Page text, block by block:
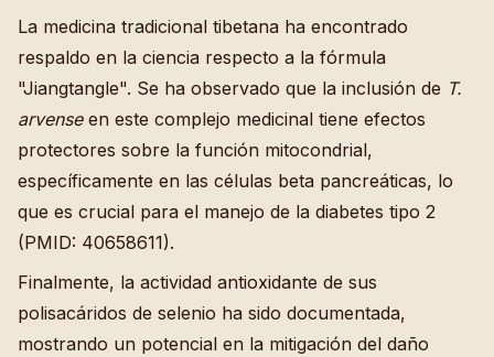
La medicina tradicional tibetana ha encontrado
respaldo en la ciencia respecto a la fórmula
"Jiangtangle". Se ha observado que la inclusión de T.
arvenseen este complejo medicinal tiene efectos
protectores sobre la función mitocondrial,
específicamente en las células beta pancreáticas, lo
que es crucial para el manejo de la diabetes tipo 2
(PMID: 40658611).
Finalmente, la actividad antioxidante de sus
polisacáridos de selenio ha sido documentada,
mostrando un potencial en la mitigación del daño